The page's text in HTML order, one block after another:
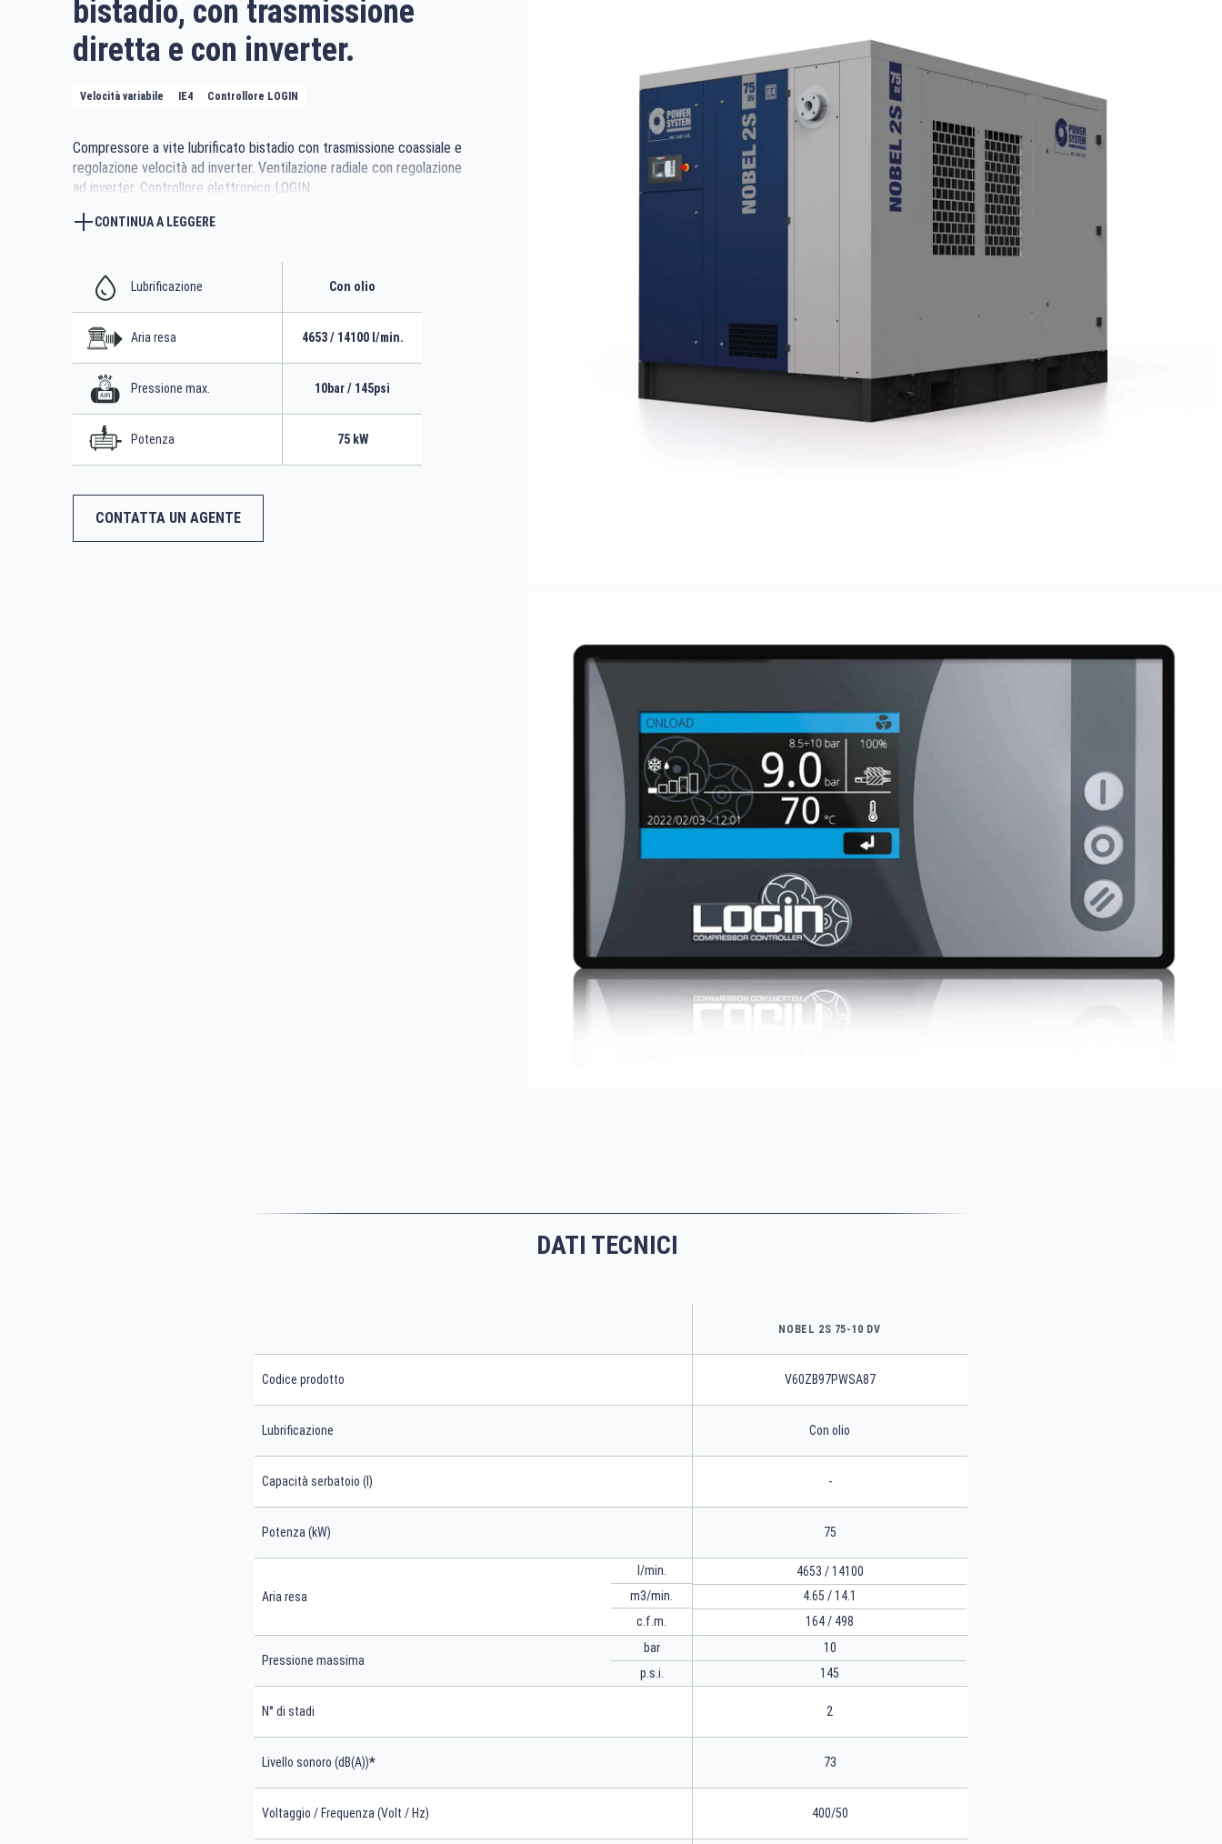
bistadio, con trasmissione
diretta e con inverter.
Velocità variabile IE4 Controllore LOGIN
Compressore a vite lubrificato bistadio con trasmissione coassiale e
regolazione velocità ad inverter. Ventilazione radiale con regolazione
ad inverter. Controllore elettronico LOGIN.
CONTINUA A LEGGERE
Lubrificazione Con olio
Aria resa 4653 / 14100 l/min.
Pressione max. 10bar / 145psi
Potenza 75 kW
CONTATTA UN AGENTE
DATI TECNICI
NOBEL 2S 75-10 DV
Codice prodotto V60ZB97PWSA87
Lubrificazione Con olio
Capacità serbatoio (l) -
Potenza (kW) 75
Aria resa
l/min.
m3/min.
c.f.m.
4653 / 14100
4.65 / 14.1
164 / 498
Pressione massima
bar
p.s.i.
10
145
N° di stadi 2
Livello sonoro (dB(A))* 73
Voltaggio / Frequenza (Volt / Hz) 400/50